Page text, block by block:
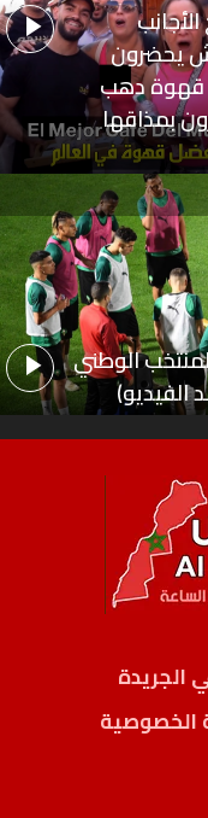
يحضرون
قهوة دهب
بمذاقها
الوطني
الفيديو)
الجريدة